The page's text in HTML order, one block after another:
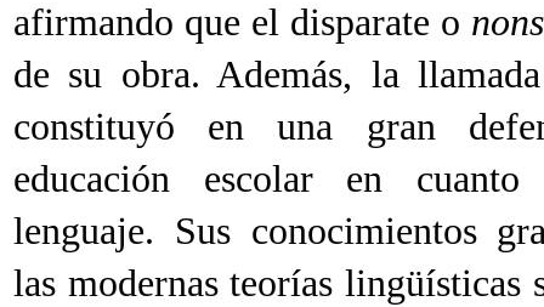
afirmando que el disparate o
de su obra. Además, la
constituyó en una gran
educación escolar en
lenguaje. Sus conocimientos
las modernas teorías lingüísticas